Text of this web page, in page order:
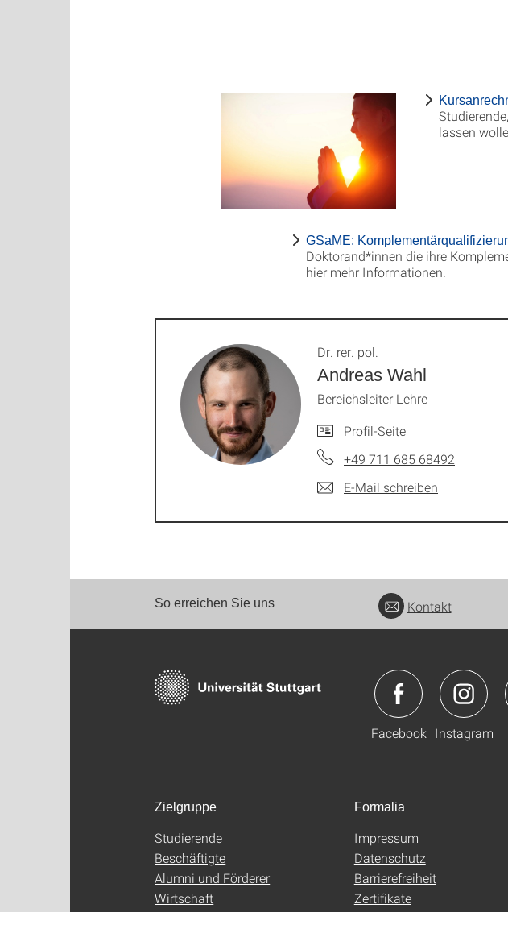
lassen
GSaME:
Doktorand*innen die ihre
hier mehr Informationen.
Andreas Wahl
Dr. rer. pol.
Bereichsleiter Lehre
Profil-Seite
+49 711 685 68492
E-Mail schreiben
So erreichen Sie uns Kontakt
Facebook Instagram
Zielgruppe
Studierende
Beschäftigte
Alumni und Förderer
Wirtschaft
Formalia
Impressum
Datenschutz
Barrierefreiheit
Zertifikate